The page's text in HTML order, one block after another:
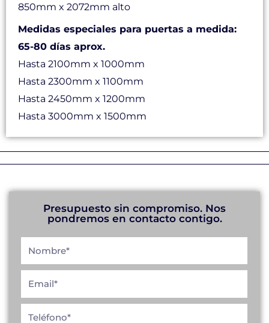
850mm x 2072mm alto
Medidas especiales para puertas a medida:
65-80 días aprox.
Hasta 2100mm x 1000mm
Hasta 2300mm x 1100mm
Hasta 2450mm x 1200mm
Hasta 3000mm x 1500mm
Presupuesto sin compromiso. Nos
pondremos en contacto contigo.